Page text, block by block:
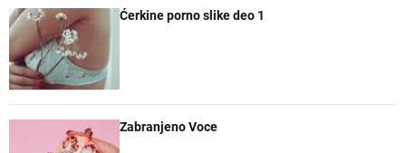
u
l
a
r
e
e
Ćerkine porno slike deo 1
Zabranjeno Voce